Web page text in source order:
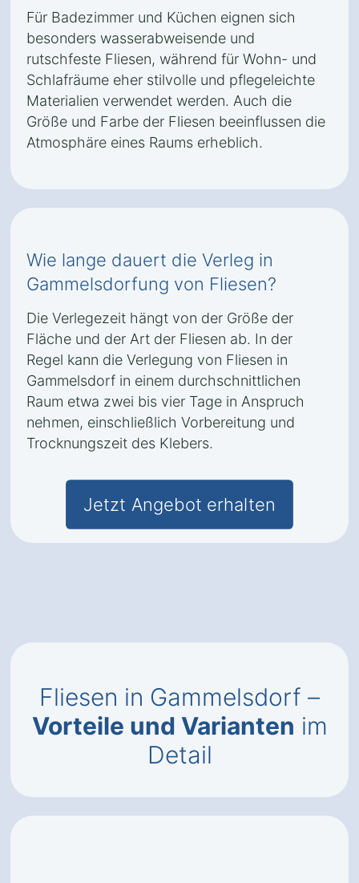
Für Badezimmer und Küchen eignen sich
besonders wasserabweisende und
rutschfeste Fliesen, während für Wohn- und
Schlafräume eher stilvolle und pflegeleichte
Materialien verwendet werden. Auch die
Größe und Farbe der Fliesen beeinflussen die
Atmosphäre eines Raums erheblich.
Wie lange dauert die Verleg in
Gammelsdorfung von Fliesen?
Die Verlegezeit hängt von der Größe der
Fläche und der Art der Fliesen ab. In der
Regel kann die Verlegung von Fliesen in
Gammelsdorf in einem durchschnittlichen
Raum etwa zwei bis vier Tage in Anspruch
nehmen, einschließlich Vorbereitung und
Trocknungszeit des Klebers.
Jetzt Angebot erhalten
Fliesen in Gammelsdorf –
Vorteile und Varianten im
Detail